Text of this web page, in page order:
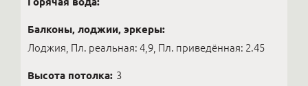
Балконы, лоджии, эркеры:
Лоджия, Пл. реальная: 4,9, Пл. приведённая: 2.45
Высота потолка: 3